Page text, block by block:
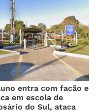
entra com facão e
em escola de
do Sul, ataca